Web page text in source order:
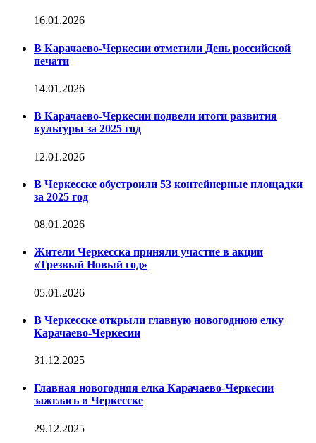
16.01.2026
В Карачаево-Черкесии отметили День российской
печати
14.01.2026
В Карачаево-Черкесии подвели итоги развития
культуры за 2025 год
12.01.2026
В Черкесске обустроили 53 контейнерные площадки
за 2025 год
08.01.2026
Жители Черкесска приняли участие в акции
«Трезвый Новый год»
05.01.2026
В Черкесске открыли главную новогоднюю елку
Карачаево-Черкесии
31.12.2025
Главная новогодняя елка Карачаево-Черкесии
зажглась в Черкесске
29.12.2025